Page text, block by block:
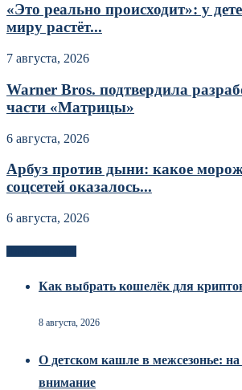
«Это реально происходит»: у
миру растёт...
7 августа, 2026
Warner Bros. подтвердила
части «Матрицы»
6 августа, 2026
Арбуз против дыни: какое
соцсетей оказалось...
6 августа, 2026
Как выбрать кошелёк для
8 августа, 2026
О детском кашле в межсезонье: на
внимание